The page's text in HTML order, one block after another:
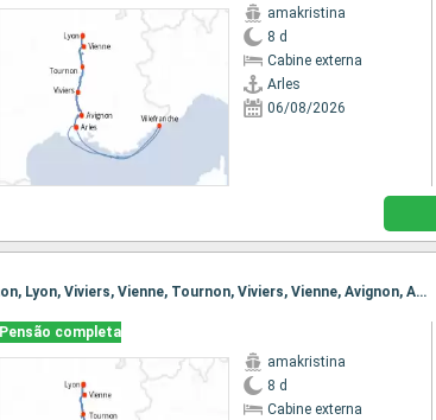
amakristina
8 d
Cabine externa
Arles
06/08/2026
Itinerário : Arles, Lyon, Avignon, Arles, Lyon, Avignon, Lyon, Viviers, Vienne, Tournon, Viviers, Vienne, Avignon, Arles, Lyon, Arles, Tarascon, Lyon, Villefranche, Arles, Avignon, Lyon
Pensão completa
amakristina
8 d
Cabine externa